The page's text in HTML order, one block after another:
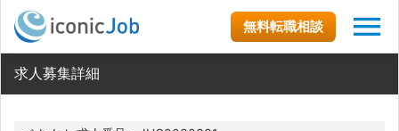
無料転職相談
求人募集詳細